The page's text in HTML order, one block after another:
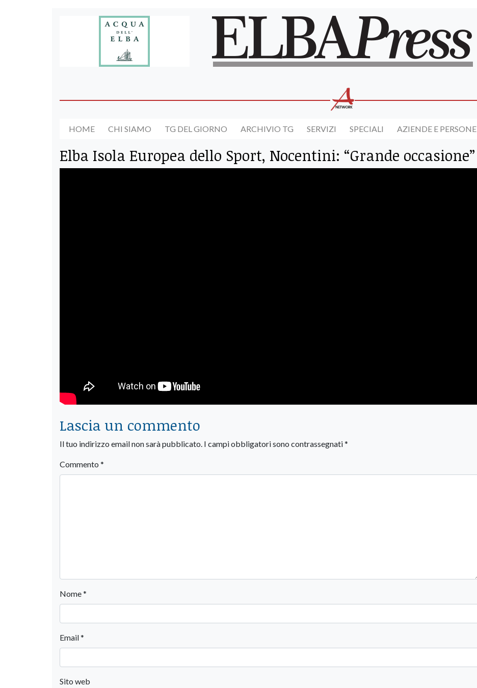
HOME CHI SIAMO TG DEL GIORNO ARCHIVIO TG SERVIZI SPECIALI AZIENDE E PERSONE
Elba Isola Europea dello Sport, Nocentini: “Grande occasione”
Lascia un commento
Il tuo indirizzo email non sarà pubblicato. I campi obbligatori sono contrassegnati*
Commento *
Nome*
Email*
Sito web